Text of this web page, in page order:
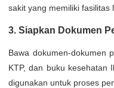
sakit yang memiliki fasilitas
3. Siapkan Dokumen
Bawa dokumen-dokumen
KTP, dan buku kesehatan
digunakan untuk proses